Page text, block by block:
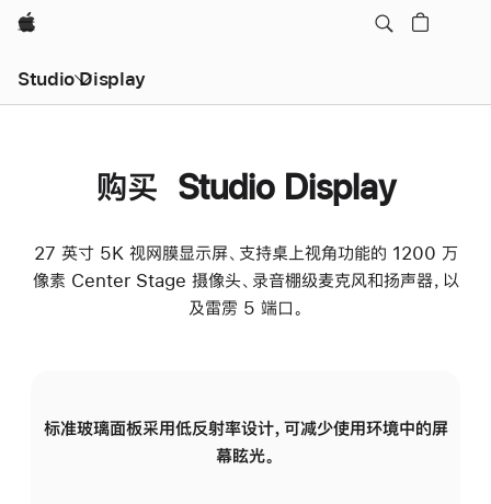
Apple
Studio Display
购买 Studio Display
27 英寸 5K 视网膜显示屏、支持桌上视角功能的 1200 万
像素 Center Stage 摄像头、录音棚级麦克风和扬声器，以
及雷雳 5 端口。
标准玻璃面板采用低反射率设计，可减少使用环境中的屏
幕眩光。